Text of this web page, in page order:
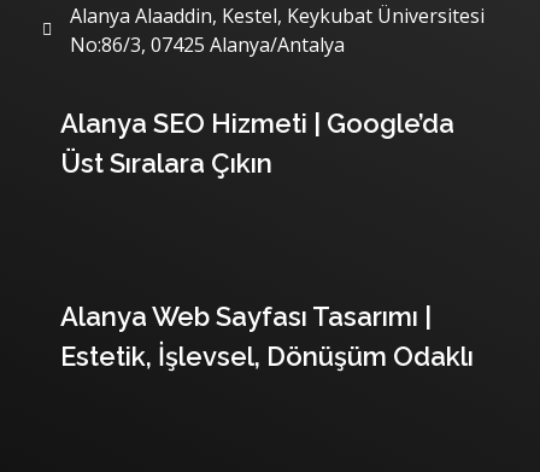
Alanya Alaaddin, Kestel, Keykubat Üniversitesi
No:86/3, 07425 Alanya/Antalya
Alanya SEO Hizmeti | Google’da
Üst Sıralara Çıkın
Alanya Web Sayfası Tasarımı |
Estetik, İşlevsel, Dönüşüm Odaklı